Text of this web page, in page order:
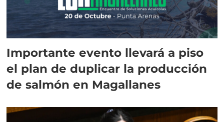
Importante evento llevará a piso
el plan de duplicar la producción
de salmón en Magallanes